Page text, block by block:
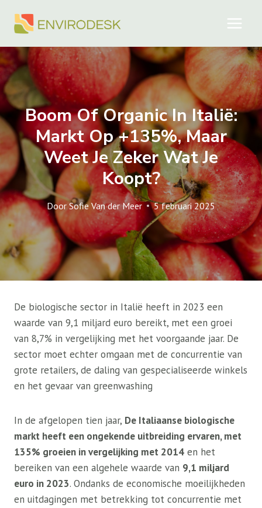
naar
Boom Of Organic In Italië:
Markt Op +135%, Maar
Weet Je Zeker Wat Je
Koopt?
Door Sofie Van der Meer 5 februari 2025
De biologische sector in Italië heeft in 2023 een
waarde van 9,1 miljard euro bereikt, met een groei
van 8,7% in vergelijking met het voorgaande jaar. De
sector moet echter omgaan met de concurrentie van
grote retailers, de daling van gespecialiseerde winkels
en het gevaar van greenwashing
In de afgelopen tien jaar, De Italiaanse biologische
markt heeft een ongekende uitbreiding ervaren, met
135% groeien in vergelijking met 2014 en het
bereiken van een algehele waarde van 9,1 miljard
euro in 2023. Ondanks de economische moeilijkheden
en uitdagingen met betrekking tot concurrentie met